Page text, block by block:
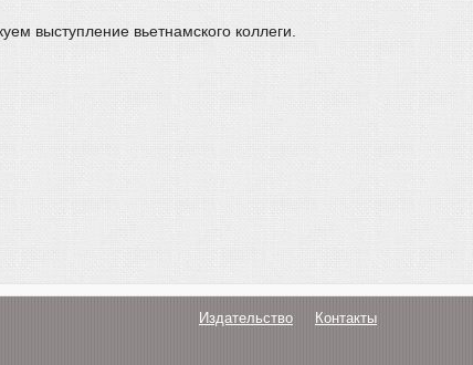
выступление вьетнамского коллеги.
Издательство Контакты